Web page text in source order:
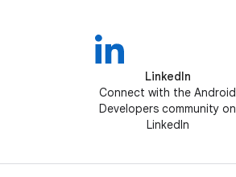
LinkedIn
Connect with the Android
Developers community on
LinkedIn